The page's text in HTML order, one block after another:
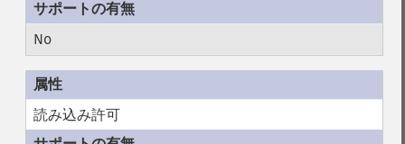
No
読み込み許可